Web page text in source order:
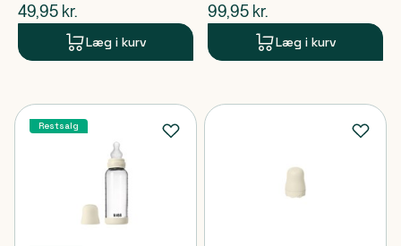
$nuværende pris
49,95 kr.
Læg i kurv
$nuværende pris
99,95 kr.
Læg i kurv
Restsalg